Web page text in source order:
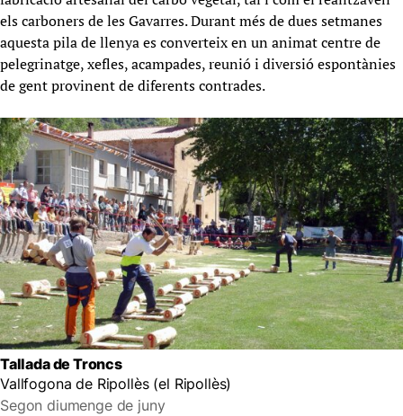
els carboners de les Gavarres. Durant més de dues setmanes
aquesta pila de llenya es converteix en un animat centre de
pelegrinatge, xefles, acampades, reunió i diversió espontànies
de gent provinent de diferents contrades.
Tallada de Troncs
Vallfogona de Ripollès (el Ripollès)
Segon diumenge de juny